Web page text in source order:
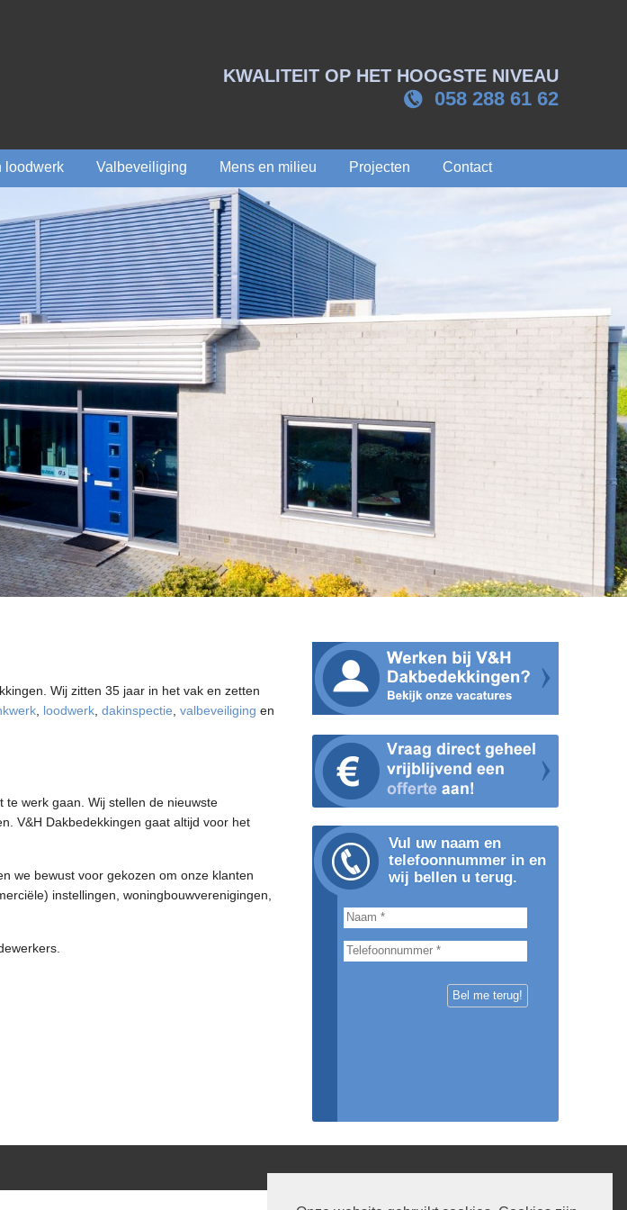
KWALITEIT OP HET HOOGSTE NIVEAU
058 288 61 62
loodwerk Valbeveiliging Mens en milieu Projecten Contact
Wij zitten 35 jaar in het vak en zetten
loodwerk dakinspectie valbeveiliging en
werk gaan. Wij stellen de nieuwste
V&H Dakbedekkingen gaat altijd voor het
we bewust voor gekozen om onze klanten
instellingen, woningbouwverenigingen,
Vul uw naam en
telefoonnummer in en
wij bellen u terug.